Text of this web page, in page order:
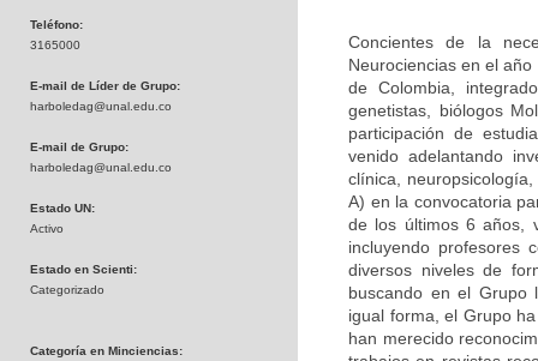
Teléfono:
3165000
E-mail de Líder de Grupo:
harboledag@unal.edu.co
E-mail de Grupo:
harboledag@unal.edu.co
Estado UN:
Activo
Estado en Scienti:
Categorizado
Categoría en Minciencias:
Concientes de la
Neurociencias en el
de Colombia,
genetistas, biólogos
participación de
venido adelantando
clínica,
A) en la convocatoria
de los últimos 6 años,
incluyendo profesores
diversos niveles de
buscando en el Grupo
igual forma, el Grupo
han merecido